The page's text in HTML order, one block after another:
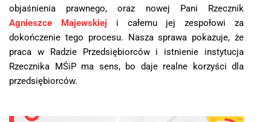
objaśnienia prawnego, oraz nowej Pani Rzecznik
Agnieszce Majewskiej i całemu jej zespołowi za
dokończenie tego procesu. Nasza sprawa pokazuje, że
praca w Radzie Przedsiębiorców i istnienie instytucja
Rzecznika MŚiP ma sens, bo daje realne korzyści dla
przedsiębiorców.